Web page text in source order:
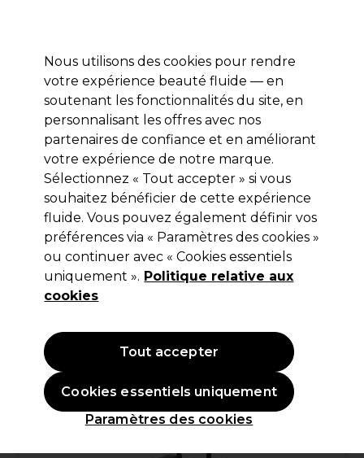
Se connecter
Marques Bons plans Coiffure Electro et Matériel
Livraison et délais
lire la suite
Sibel
Sibel Valise-tabouret Rollercoaster
0 )
244,96 €349,95 €Hors TVA (TARIF
PROFESSIONNEL)
Nous utilisons des cookies pour rendre
votre expérience beauté fluide — en
soutenant les fonctionnalités du site, en
personnalisant les offres avec nos
partenaires de confiance et en améliorant
votre expérience de notre marque.
Sélectionnez « Tout accepter » si vous
souhaitez bénéficier de cette expérience
fluide. Vous pouvez également définir vos
préférences via « Paramètres des cookies »
ou continuer avec « Cookies essentiels
uniquement ». Politique relative aux
cookies
Paramètres des cookies
Cookies essentiels uniquement
Tout accepter